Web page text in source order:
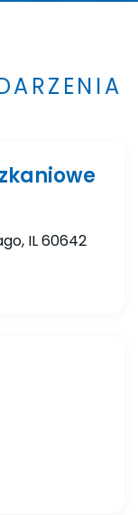
IL 60642